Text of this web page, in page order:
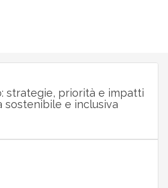
strategie, priorità e impatti
sostenibile e inclusiva